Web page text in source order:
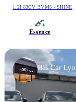
1.2I 83CV BVM5 - SHINE
Essence
BH Car